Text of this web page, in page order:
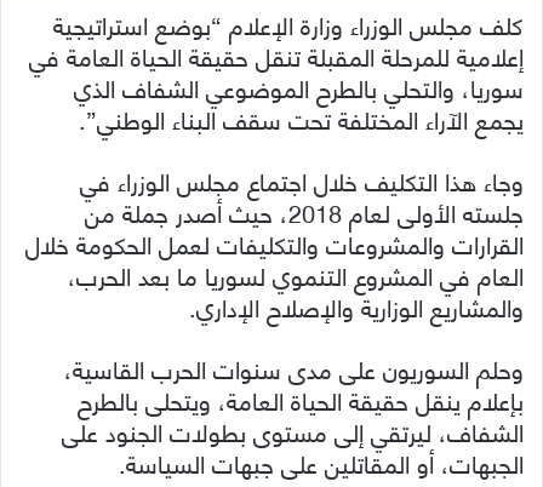
كلف مجلس الوزراء وزارة الإعلام “بوضع استراتيجية
إعلامية للمرحلة المقبلة تنقل حقيقة الحياة العامة في
سوريا، والتحلي بالطرح الموضوعي الشفاف الذي
يجمع الآراء المختلفة تحت سقف البناء الوطني”.
وجاء هذا التكليف خلال اجتماع مجلس الوزراء في
جلسته الأولى لعام 2018، حيث أصدر جملة من
القرارات والمشروعات والتكليفات لعمل الحكومة خلال
العام في المشروع التنموي لسوريا ما بعد الحرب،
والمشاريع الوزارية والإصلاح الإداري.
وحلم السوريون على مدى سنوات الحرب القاسية،
بإعلام ينقل حقيقة الحياة العامة، ويتحلى بالطرح
الشفاف، ليرتقي إلى مستوى بطولات الجنود على
الجبهات، أو المقاتلين على جبهات السياسة.